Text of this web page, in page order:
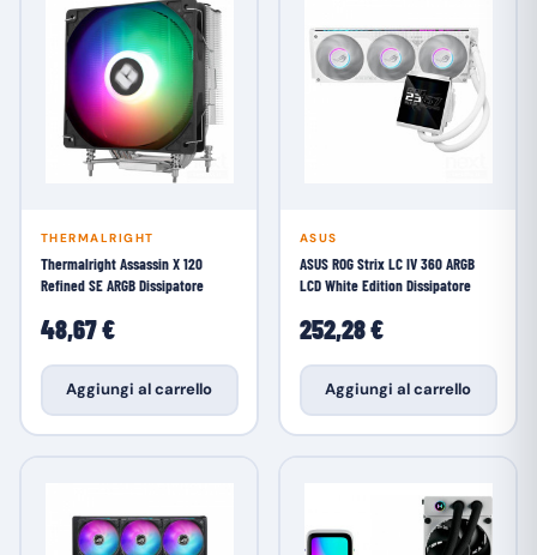
THERMALRIGHT
Thermalright Assassin X 120
Refined SE ARGB Dissipatore
48,67 €
Aggiungi al carrello
ASUS
ASUS ROG Strix LC IV 360 ARGB
LCD White Edition Dissipatore
252,28 €
Aggiungi al carrello